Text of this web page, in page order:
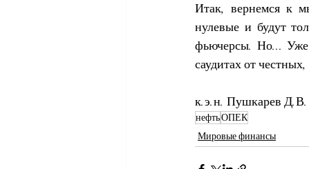
Итак, вернемся к
нулевые и будут
фьючерсы. Но... Уже
саудитах от
к.э.н. Пушкарев Д.В.
нефтьОПЕК
Мировые финансы